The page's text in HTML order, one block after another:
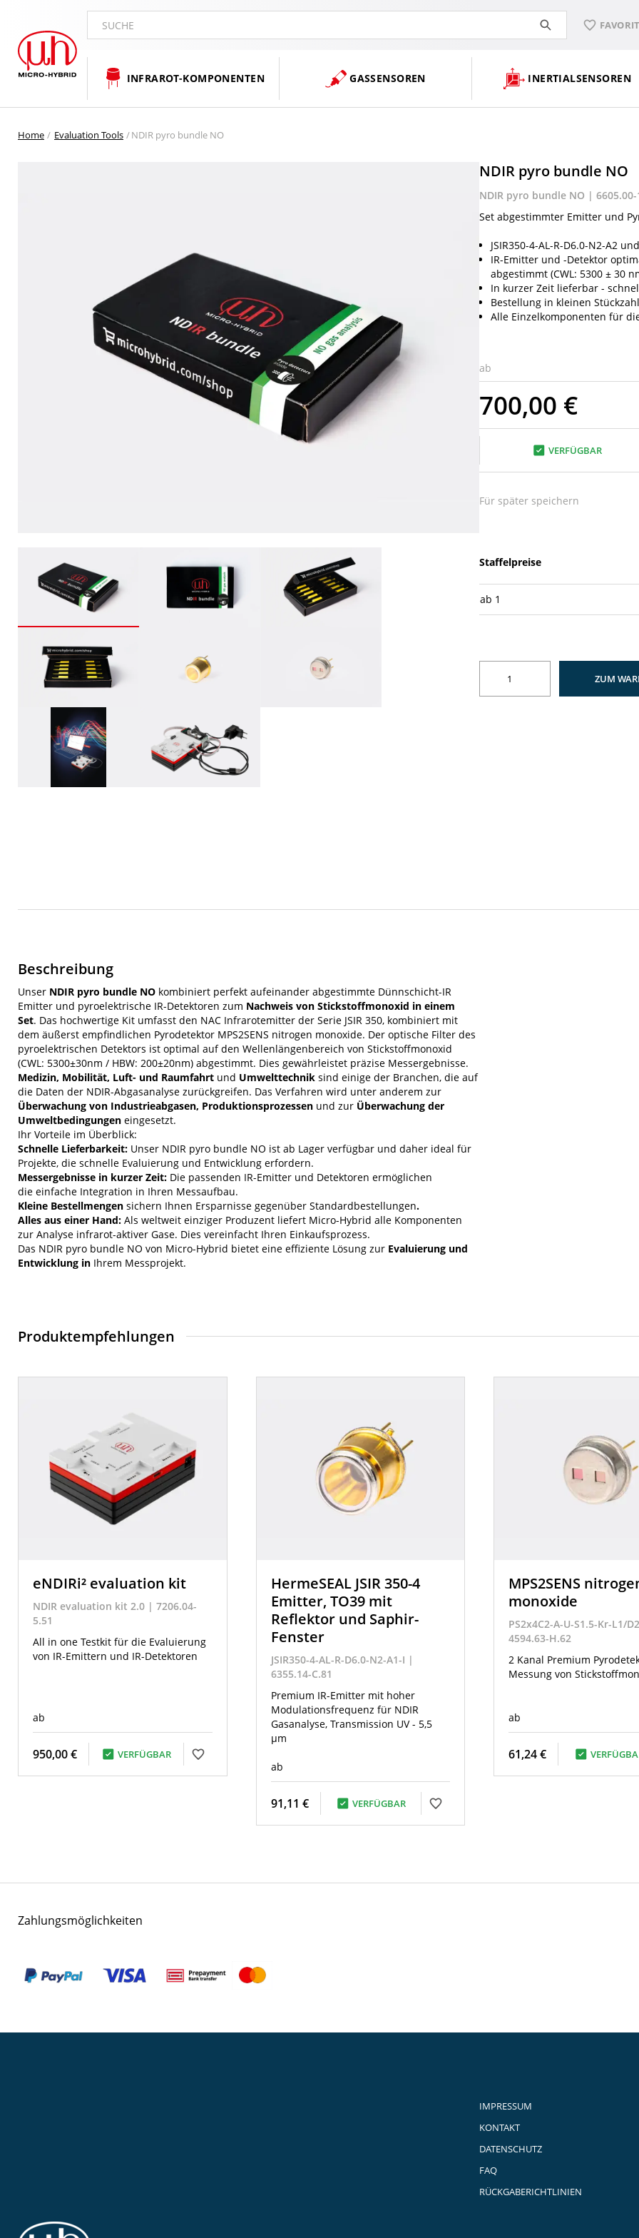
SUCHE
INFRAROT-KOMPONENTEN GASSENSOREN INERTIALSENSOREN
Home Evaluation Tools NDIR pyro bundle NO
NDIR pyro bundle NO
NDIR pyro bundle NO | 6605.00-
Set abgestimmter Emitter und
JSIR350-4-AL-R-D6.0-N2-A2
IR-Emitter und -Detektor
abgestimmt (CWL: 5300 ± 30
In kurzer Zeit lieferbar -
Bestellung in kleinen
Alle Einzelkomponenten für
ab
700,00 €
VERFÜGBAR
Für später speichern
Staffelpreise
ab 1
ZUM
Beschreibung
Unser NDIR pyro bundle NO kombiniert perfekt aufeinander abgestimmte Dünnschicht-IR
Emitter und pyroelektrische IR-Detektoren zum Nachweis von Stickstoffmonoxid in einem
Set. Das hochwertige Kit umfasst den NAC Infrarotemitter der Serie JSIR 350, kombiniert mit
dem äußerst empfindlichen Pyrodetektor MPS2SENS nitrogen monoxide. Der optische Filter des
pyroelektrischen Detektors ist optimal auf den Wellenlängenbereich von Stickstoffmonoxid
(CWL: 5300±30nm / HBW: 200±20nm) abgestimmt. Dies gewährleistet präzise Messergebnisse.
Medizin, Mobilität, Luft- und Raumfahrt und Umwelttechnik sind einige der Branchen, die auf
die Daten der NDIR-Abgasanalyse zurückgreifen. Das Verfahren wird unter anderem zur
Überwachung von Industrieabgasen, Produktionsprozessen und zur Überwachung der
Umweltbedingungen eingesetzt.
Ihr Vorteile im Überblick:
Schnelle Lieferbarkeit: Unser NDIR pyro bundle NO ist ab Lager verfügbar und daher ideal für
Projekte, die schnelle Evaluierung und Entwicklung erfordern.
Messergebnisse in kurzer Zeit: Die passenden IR-Emitter und Detektoren ermöglichen
die einfache Integration in Ihren Messaufbau.
Kleine Bestellmengen sichern Ihnen Ersparnisse gegenüber Standardbestellungen.
Alles aus einer Hand: Als weltweit einziger Produzent liefert Micro-Hybrid alle Komponenten
zur Analyse infrarot-aktiver Gase. Dies vereinfacht Ihren Einkaufsprozess.
Das NDIR pyro bundle NO von Micro-Hybrid bietet eine effiziente Lösung zur Evaluierung und
Entwicklung in Ihrem Messprojekt.
Produktempfehlungen
eNDIRi² evaluation kit
NDIR evaluation kit 2.0 | 7206.04-
5.51
All in one Testkit für die Evaluierung
von IR-Emittern und IR-Detektoren
ab
950,00 € VERFÜGBAR
HermeSEAL JSIR 350-4
Emitter, TO39 mit
Reflektor und Saphir-
Fenster
JSIR350-4-AL-R-D6.0-N2-A1-I |
6355.14-C.81
Premium IR-Emitter mit hoher
Modulationsfrequenz für NDIR
Gasanalyse, Transmission UV - 5,5
µm
ab
91,11 € VERFÜGBAR
MPS2SENS
monoxide
PS2x4C2-A-U-S1.5-Kr-L1/
4594.63-H.62
2 Kanal Premium
Messung von
ab
61,24 €
Zahlungsmöglichkeiten
IMPRESSUM
KONTAKT
DATENSCHUTZ
FAQ
RÜCKGABERICHTLINIEN